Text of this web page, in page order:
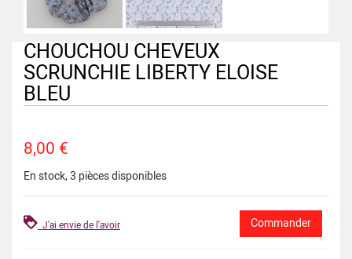
CHOUCHOU CHEVEUX
SCRUNCHIE LIBERTY ELOISE
BLEU
8,00 €
En stock, 3 pièces disponibles
J'ai envie de l'avoir